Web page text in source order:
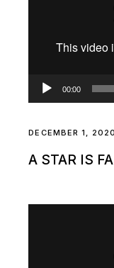
00:00
DECEMBER 1, 2020
A STAR IS